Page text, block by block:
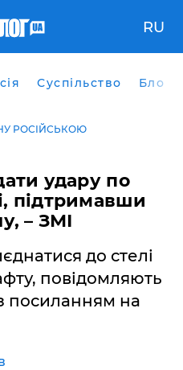
RU
Суспільство Блоги
РОСІЙСЬКОЮ
удару по
підтримавши
– ЗМІ
до стелі
повідомляють
посиланням на